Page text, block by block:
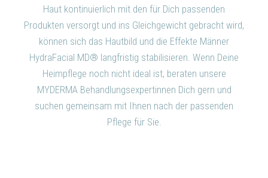
Haut kontinuierlich mit den für Dich passenden
Produkten versorgt und ins Gleichgewicht gebracht wird,
können sich das Hautbild und die Effekte Männer
HydraFacial MD® langfristig stabilisieren. Wenn Deine
Heimpflege noch nicht ideal ist, beraten unsere
MYDERMA Behandlungsexpertinnen Dich gern und
suchen gemeinsam mit Ihnen nach der passenden
Pflege für Sie.